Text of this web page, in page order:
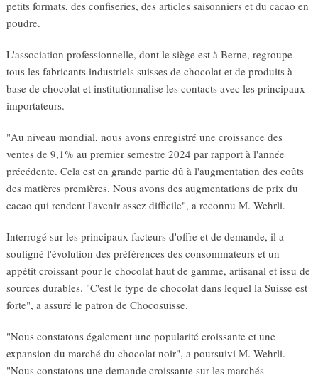
petits formats, des confiseries, des articles saisonniers et du cacao en
poudre.
L'association professionnelle, dont le siège est à Berne, regroupe
tous les fabricants industriels suisses de chocolat et de produits à
base de chocolat et institutionnalise les contacts avec les principaux
importateurs.
"Au niveau mondial, nous avons enregistré une croissance des
ventes de 9,1% au premier semestre 2024 par rapport à l'année
précédente. Cela est en grande partie dû à l'augmentation des coûts
des matières premières. Nous avons des augmentations de prix du
cacao qui rendent l'avenir assez difficile", a reconnu M. Wehrli.
Interrogé sur les principaux facteurs d'offre et de demande, il a
souligné l'évolution des préférences des consommateurs et un
appétit croissant pour le chocolat haut de gamme, artisanal et issu de
sources durables. "C'est le type de chocolat dans lequel la Suisse est
forte", a assuré le patron de Chocosuisse.
"Nous constatons également une popularité croissante et une
expansion du marché du chocolat noir", a poursuivi M. Wehrli.
"Nous constatons une demande croissante sur les marchés